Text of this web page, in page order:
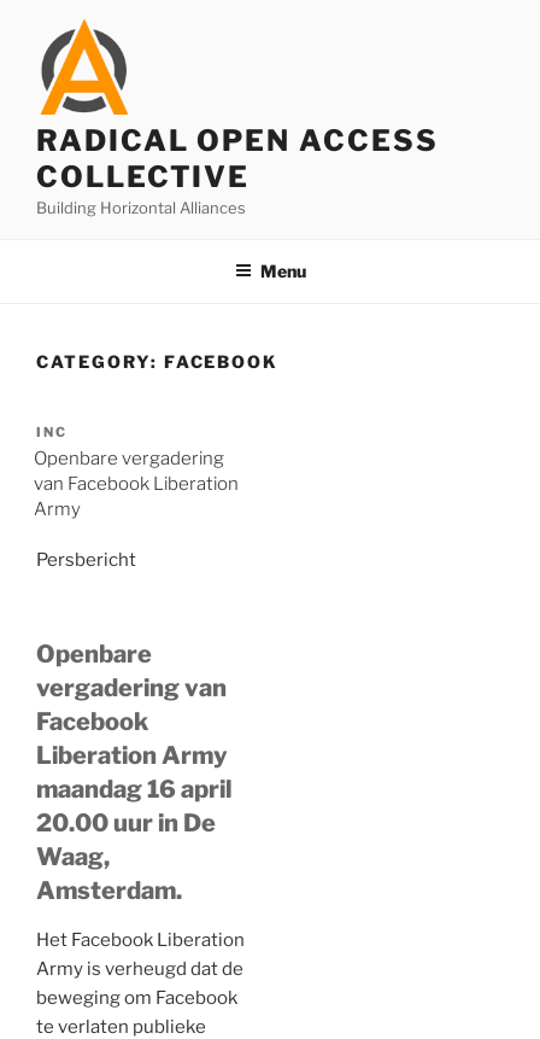
content
RADICAL OPEN ACCESS
COLLECTIVE
Building Horizontal Alliances
Menu
CATEGORY: FACEBOOK
INC
Openbare vergadering
van Facebook Liberation
Army
Persbericht
Openbare
vergadering van
Facebook
Liberation Army
maandag 16 april
20.00 uur in De
Waag,
Amsterdam.
Het Facebook Liberation
Army is verheugd dat de
beweging om Facebook
te verlaten publieke